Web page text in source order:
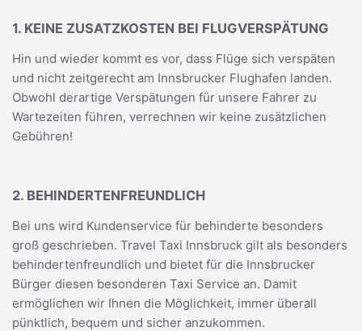
1. KEINE ZUSATZKOSTEN BEI FLUGVERSPÄTUNG
Hin und wieder kommt es vor, dass Flüge sich verspäten
und nicht zeitgerecht am Innsbrucker Flughafen landen.
Obwohl derartige Verspätungen für unsere Fahrer zu
Wartezeiten führen, verrechnen wir keine zusätzlichen
Gebühren!
2. BEHINDERTENFREUNDLICH
Bei uns wird Kundenservice für behinderte besonders
groß geschrieben. Travel Taxi Innsbruck gilt als besonders
behindertenfreundlich und bietet für die Innsbrucker
Bürger diesen besonderen Taxi Service an. Damit
ermöglichen wir Ihnen die Möglichkeit, immer überall
pünktlich, bequem und sicher anzukommen.